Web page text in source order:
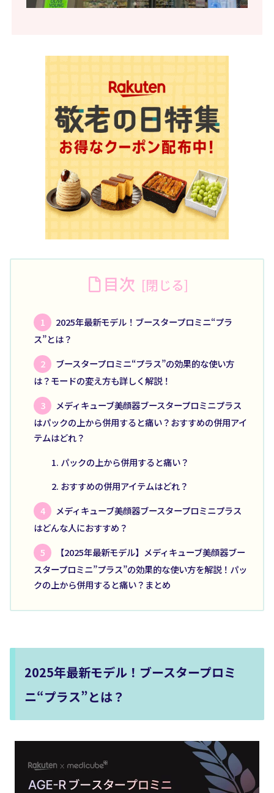
目次
2025年最新モデル！ブースタープロミニ“プラ
ス”とは？
ブースタープロミニ“プラス”の効果的な使い方
は？モードの変え方も詳しく解説！
メディキューブ美顔器ブースタープロミニプラス
はパックの上から併用すると痛い？おすすめの併用アイ
テムはどれ？
パックの上から併用すると痛い？
おすすめの併用アイテムはどれ？
メディキューブ美顔器ブースタープロミニプラス
はどんな人におすすめ？
【2025年最新モデル】メディキューブ美顔器ブー
スタープロミニ”プラス”の効果的な使い方を解説！パッ
クの上から併用すると痛い？まとめ
2025年最新モデル！ブースタープロミ
ニ“プラス”とは？